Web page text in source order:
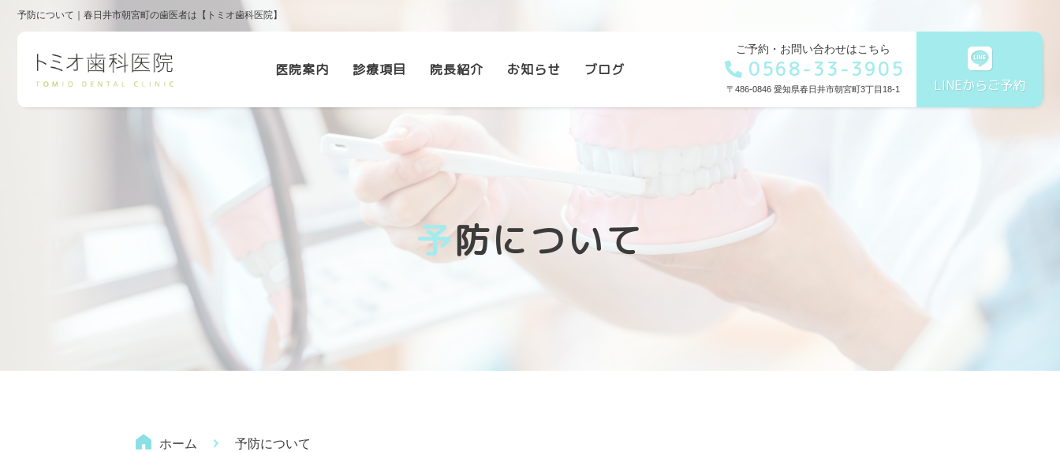
予防について｜春日井市朝宮町の歯医者は【トミオ歯科医院】
医院案内 診療項目 院長紹介 お知らせ ブログ
ご予約・お問い合わせはこちら
0568-33-3905
〒486-0846 愛知県春日井市朝宮町3丁目18-1 LINEからご予約
予防について
ホーム 予防について